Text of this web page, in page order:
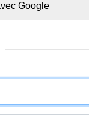
Google